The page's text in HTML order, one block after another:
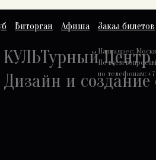
Виторган Афиша Заказ билетов
КУЛЬТурный
Дизайн и
Наш адрес:
По всем
по телефонам: